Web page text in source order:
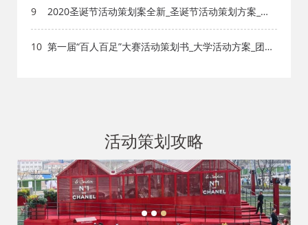
9
2020圣诞节活动策划案全新_圣诞节活动策划方案_节
10 第一届“百人百足”大赛活动策划书_大学活动方案_团体
活动策划攻略
1 2 3